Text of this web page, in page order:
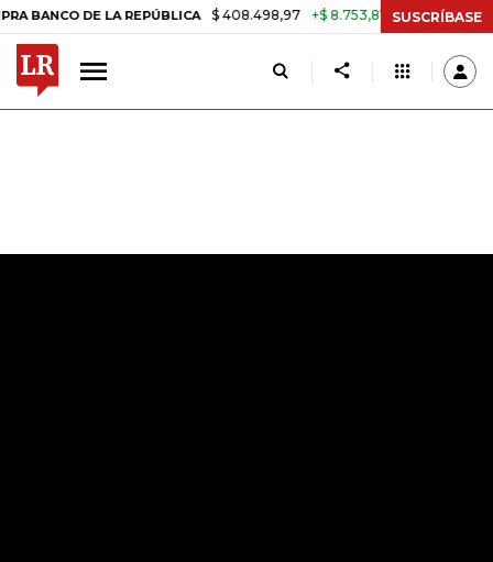
LA REPÚBLICA $ 408.498,97 +$ 8.753,81 +2,19% TASA DE
SUSCRÍBASE